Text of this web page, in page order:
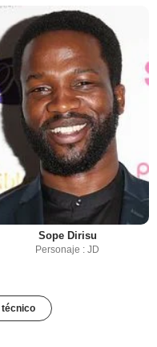
Sope Dirisu
Personaje : JD
técnico